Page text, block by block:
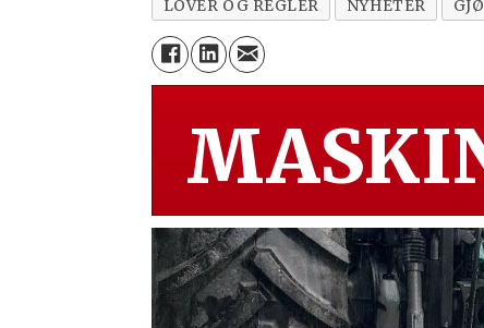
LOVER OG REGLER NYHETER